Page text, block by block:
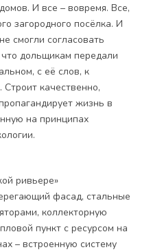
И все – вовремя. Все,
загородного посёлка. И
смогли согласовать
дольщикам передали
с её слов, к
качественно,
жизнь в
на принципах
ривьере»
фасад, стальные
коллекторную
пункт с ресурсом на
– встроенную систему